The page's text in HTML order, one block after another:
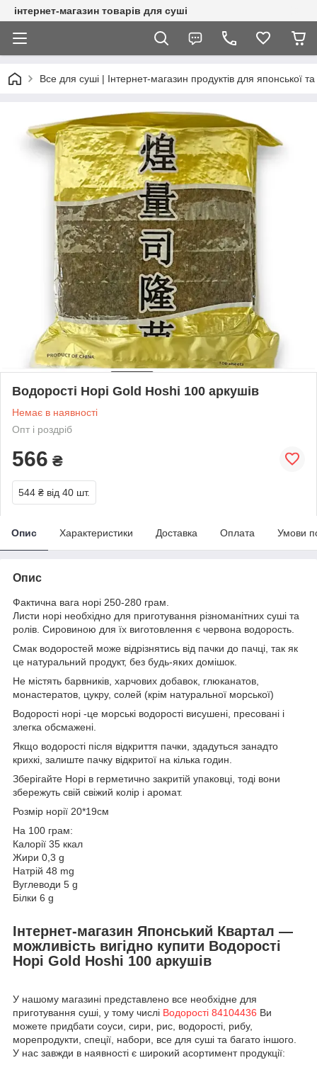
інтернет-магазин товарів для суші
Все для суші | Інтернет-магазин продуктів для японської та
Водорості Норі Gold Hoshi 100 аркушів
Немає в наявності
Опт і роздріб
566 ₴
544 ₴ від 40 шт.
Опис Характеристики Доставка Оплата Умови
Опис
Фактична вага норі 250-280 грам.
Листи норі необхідно для приготування різноманітних суші та
ролів. Сировиною для їх виготовлення є червона водорость.
Смак водоростей може відрізнятись від пачки до пачці, так як
це натуральний продукт, без будь-яких домішок.
Не містять барвників, харчових добавок, глюканатов,
монастератов, цукру, солей (крім натуральної морської)
Водорості норі -це морські водорості висушені, пресовані і
злегка обсмажені.
Якщо водорості після відкриття пачки, здадуться занадто
крихкі, залиште пачку відкритої на кілька годин.
Зберігайте Норі в герметично закритій упаковці, тоді вони
збережуть свій свіжий колір і аромат.
Розмір норії 20*19см
На 100 грам:
Калорії 35 ккал
Жири 0,3 g
Натрій 48 mg
Вуглеводи 5 g
Білки 6 g
Інтернет-магазин Японський Квартал —
можливість вигідно купити Водорості
Норі Gold Hoshi 100 аркушів
У нашому магазині представлено все необхідне для
приготування суші, у тому числі Водорості 84104436 Ви
можете придбати соуси, сири, рис, водорості, рибу,
морепродукти, спеції, набори, все для суші та багато іншого.
У нас завжди в наявності є широкий асортимент продукції: